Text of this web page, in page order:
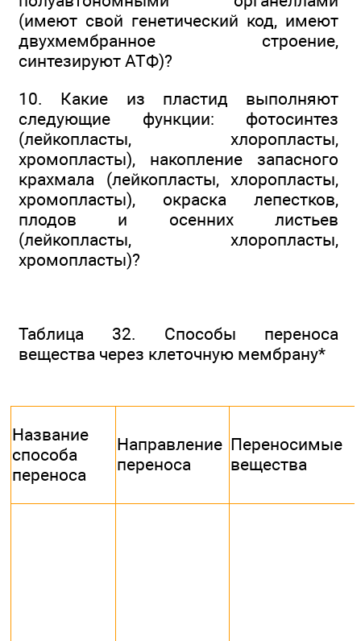
(имеют свой генетический код, имеют
двухмембранное строение,
синтезируют АТФ)?
10. Какие из пластид выполняют
следующие функции: фотосинтез
(лейкопласты, хлоропласты,
хромопласты), накопление запасного
крахмала (лейкопласты, хлоропласты,
хромопласты), окраска лепестков,
плодов и осенних листьев
(лейкопласты, хлоропласты,
хромопласты)?
Таблица 32. Способы переноса
вещества через клеточную мембрану*
Название
способа
переноса
Направление
переноса
Переносимые
вещества